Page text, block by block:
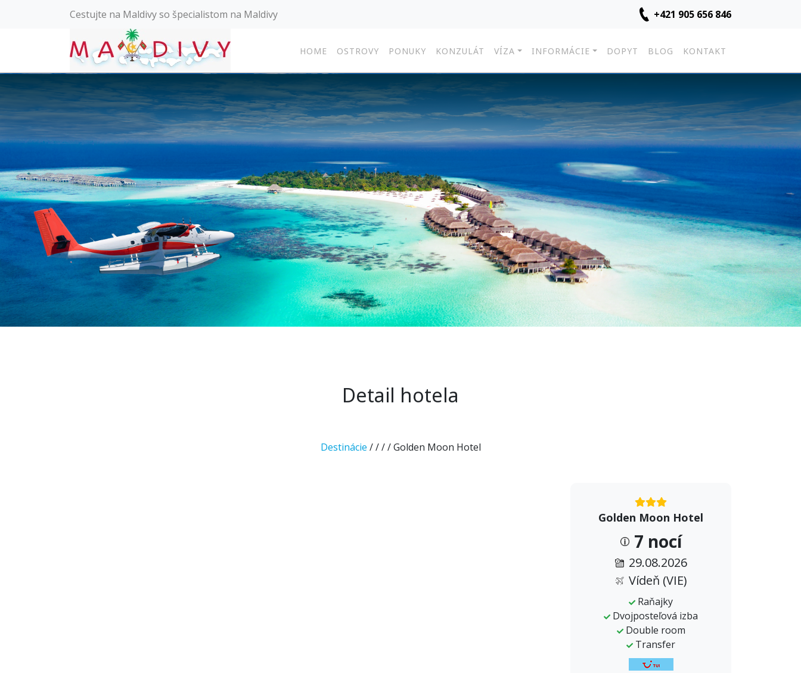
Cestujte na Maldivy so špecialistom na Maldivy +421 905 656 846
HOME OSTROVY PONUKY KONZULÁT VÍZA INFORMÁCIE DOPYT BLOG KONTAKT
Detail hotela
Destinácie //// Golden Moon Hotel
Golden Moon Hotel
7 nocí
29.08.2026
Vídeň (VIE)
Raňajky
Dvojposteľová izba
Double room
Transfer